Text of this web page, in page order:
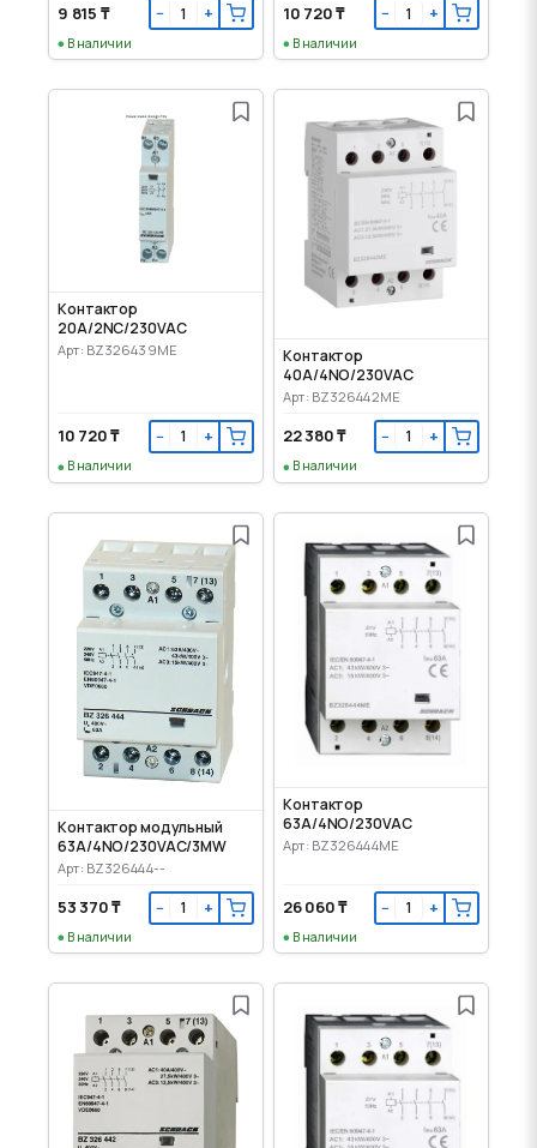
9 815 ₸ − +
В наличии
10 720 ₸ − +
В наличии
Контактор
20A/2NC/230VAC
Арт: BZ326439ME
10 720 ₸ − +
В наличии
Контактор
40A/4NO/230VAC
Арт: BZ326442ME
22 380 ₸ − +
В наличии
Контактор модульный
63A/4NO/230VAC/3MW
Арт: BZ326444--
53 370 ₸ − +
В наличии
Контактор
63A/4NO/230VAC
Арт: BZ326444ME
26 060 ₸ − +
В наличии